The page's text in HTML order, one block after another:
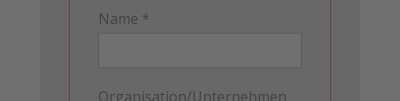
Name *
Organisation/Unternehmen